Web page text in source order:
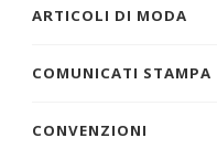
ARTICOLI DI MODA
COMUNICATI STAMPA
CONVENZIONI